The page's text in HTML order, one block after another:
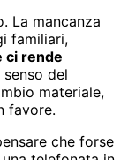
La mancanza
familiari,
ci rende
del
materiale,
favore.
che forse